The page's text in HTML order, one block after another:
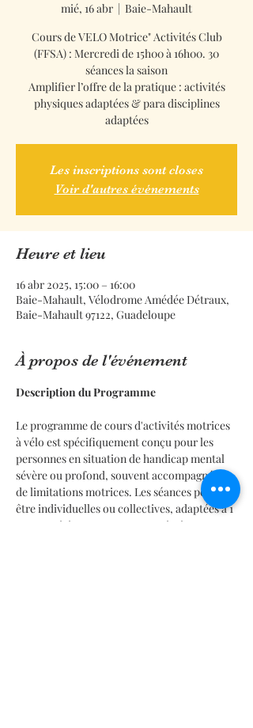
mié, 16 abr
  |
Baie-Mahault
Cours de VELO Motrice" Activités Club
(FFSA) : Mercredi de 15h00 à 16h00. 30
séances la saison
Amplifier l’offre de la pratique : activités
physiques adaptées & para disciplines
adaptées
Les inscriptions sont closes
Voir d'autres événements
Heure et lieu
16 abr 2025, 15:00 – 16:00
Baie-Mahault, Vélodrome Amédée Détraux,
Baie-Mahault 97122, Guadeloupe
À propos de l'événement
Description du Programme
Le programme de cours d'activités motrices
à vélo est spécifiquement conçu pour les
personnes en situation de handicap mental
sévère ou profond, souvent accompagnées
de limitations motrices. Les séances peuvent
être individuelles ou collectives, adaptées à 1
ou 2 participants, permettant ainsi une